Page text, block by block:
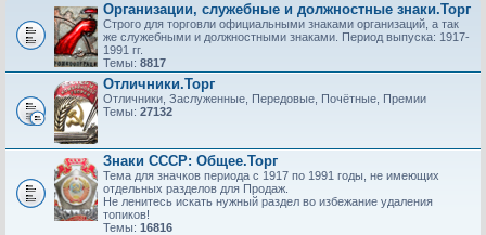
Организации, служебные и должностные знаки.Торг
Строго для торговли официальными знаками организаций, а так
же служебными и должностными знаками. Период выпуска: 1917-
1991 гг.
Темы: 8817
Отличники.Торг
Отличники, Заслуженные, Передовые, Почётные, Премии
Темы: 27132
Знаки СССР: Общее.Торг
Тема для значков периода с 1917 по 1991 годы, не имеющих
отдельных разделов для Продаж.
Не ленитесь искать нужный раздел во избежание удаления
топиков!
Темы: 16816